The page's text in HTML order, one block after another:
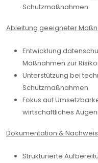
Schutzmaßnahmen
Ableitung geeigneter
Entwicklung
Maßnahmen zur
Unterstützung bei
Schutzmaßnahmen
Fokus auf
wirtschaftliches
Dokumentation &
Strukturierte